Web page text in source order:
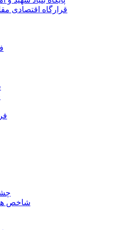
قرارگاه اقتصادی
شاخص